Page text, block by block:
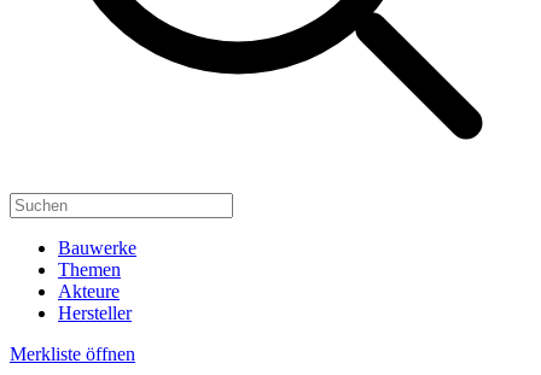
Bauwerke
Themen
Akteure
Hersteller
Merkliste öffnen